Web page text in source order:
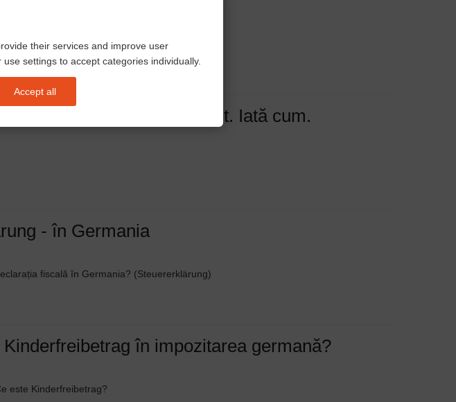
de euro fără a plăti impozit. Iată cum.
- în Germania
fiscală în Germania? (Steuererklärung)
în impozitarea germană?
este Kinderfreibetrag?
their services and improve user
settings to accept categories individually.
Accept all